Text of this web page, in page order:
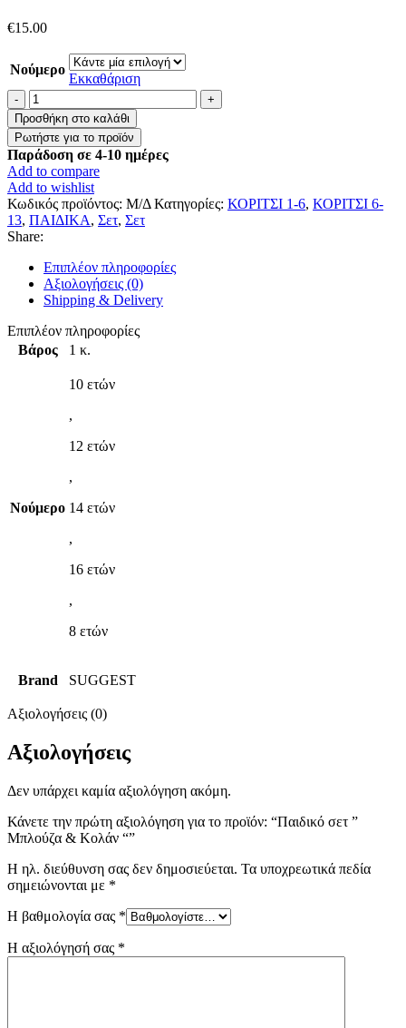
€15.00
Νούμερο
Εκκαθάριση
Παιδικό
σετ
”
Μπλούζα
&
Κολάν
“
ποσότητα
Προσθήκη στο καλάθι
Παράδοση σε 4-10 ημέρες
Add to compare
Add to wishlist
Κωδικός προϊόντος: Μ/ΔΚατηγορίες: ΚΟΡΙΤΣΙ 1-6, ΚΟΡΙΤΣΙ 6-
13, ΠΑΙΔΙΚΑ, Σετ, Σετ
Share:
Επιπλέον πληροφορίες
Αξιολογήσεις (0)
Shipping & Delivery
Επιπλέον πληροφορίες
Βάρος
1 κ.
Νούμερο
10 ετών
,
12 ετών
,
14 ετών
,
16 ετών
,
8 ετών
Brand SUGGEST
Αξιολογήσεις (0)
Αξιολογήσεις
Δεν υπάρχει καμία αξιολόγηση ακόμη.
Κάνετε την πρώτη αξιολόγηση για το προϊόν: “Παιδικό σετ ”
Μπλούζα & Κολάν “”
Η ηλ. διεύθυνση σας δεν δημοσιεύεται. Τα υποχρεωτικά πεδία
σημειώνονται με *
Η βαθμολογία σας *
Η αξιολόγησή σας *